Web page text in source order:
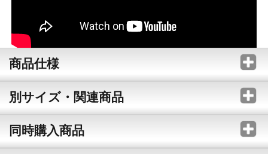
商品仕様
別サイズ・関連商品
同時購入商品